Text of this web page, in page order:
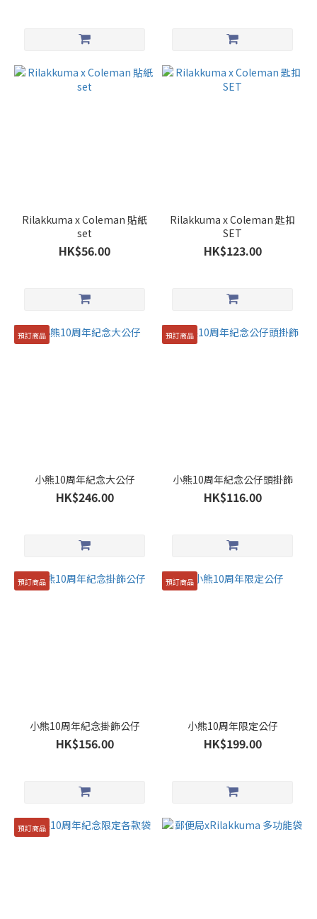
Rilakkuma x Coleman 貼紙
set
HK$56.00
Rilakkuma x Coleman 匙扣
SET
HK$123.00
預訂商品
小熊10周年紀念大公仔
HK$246.00
預訂商品
小熊10周年紀念公仔頭掛飾
HK$116.00
預訂商品
小熊10周年紀念掛飾公仔
HK$156.00
預訂商品
小熊10周年限定公仔
HK$199.00
預訂商品